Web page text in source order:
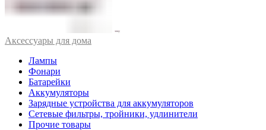
Аксессуары для дома
Лампы
Фонари
Батарейки
Аккумуляторы
Зарядные устройства для аккумуляторов
Сетевые фильтры, тройники, удлинители
Прочие товары